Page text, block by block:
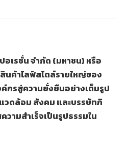
อเรชั่น จำกัด (มหาชน) หรือ
นค้าไลฟ์สไตล์รายใหญ่ของ
กรสู่ความยั่งยืนอย่างเต็มรูป
ดล้อม สังคม และบรรษัทภิ
วามสำเร็จเป็นรูปธรรมใน